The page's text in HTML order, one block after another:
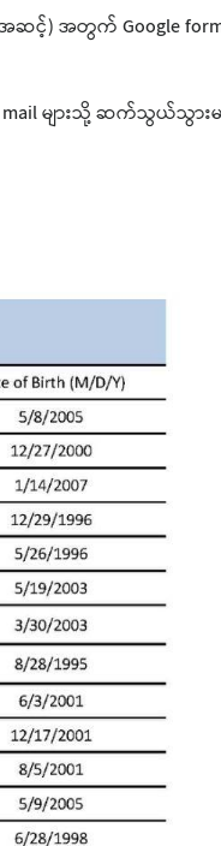
းအဆင့်) အတွက် Google
mail များသို့ ဆက်သွယ်သွား